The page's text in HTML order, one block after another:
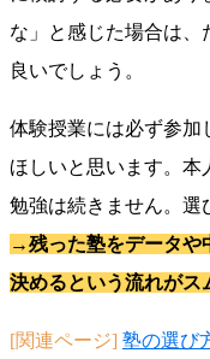
な」と感じた場合は
良いでしょう。
体験授業には必ず参加
ほしいと思います。
勉強は続きません。選
→残った塾をデータや
決めるという流れがス
[関連ページ] 塾の選び